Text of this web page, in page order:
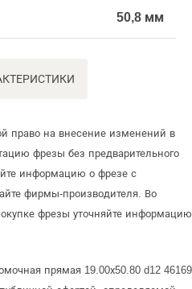
50,8 мм
право на внесение изменений в
фрезы без предварительного
информацию о фрезе с
фирмы-производителя. Во
фрезы уточняйте информацию
прямая 19.00х50.80 d12 46169